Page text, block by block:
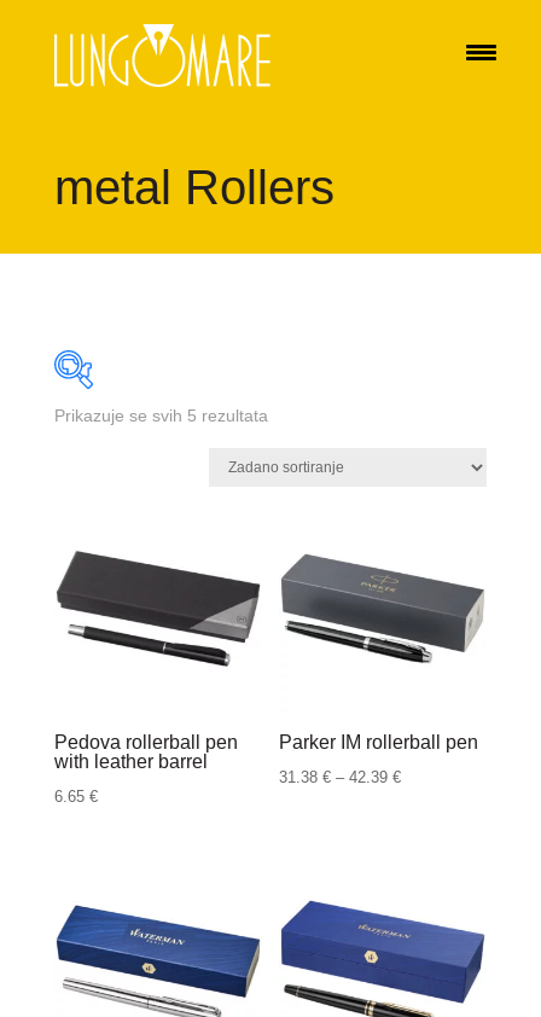
metal Rollers
Prikazuje se svih 5 rezultata
Pedova rollerball pen
with leather barrel
6.65 €
Parker IM rollerball pen
31.38€ – 42.39€Raspon
42.39 €